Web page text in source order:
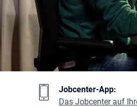
Jobcenter-App:
Das Jobcenter auf